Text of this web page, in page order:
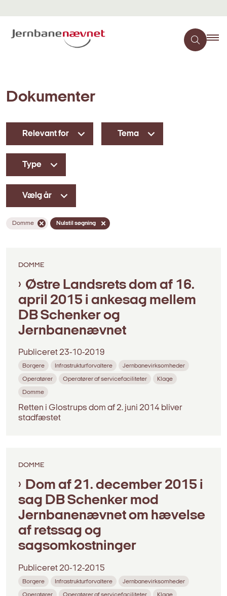
Dokumenter
Domme Nulstil søgning
Relevant for Tema
Type
Vælg år
DOMME
Østre Landsrets dom af 16.
april 2015 i ankesag mellem
DB Schenker og
Jernbanenævnet
Publiceret 23-10-2019
Borgere Infrastrukturforvaltere Jernbanevirksomheder
Operatører Operatører af servicefaciliteter Klage
Domme
Retten i Glostrups dom af 2. juni 2014 bliver
stadfæstet
DOMME
Dom af 21. december 2015 i
sag DB Schenker mod
Jernbanenævnet om hævelse
af retssag og
sagsomkostninger
Publiceret 20-12-2015
Borgere Infrastrukturforvaltere Jernbanevirksomheder